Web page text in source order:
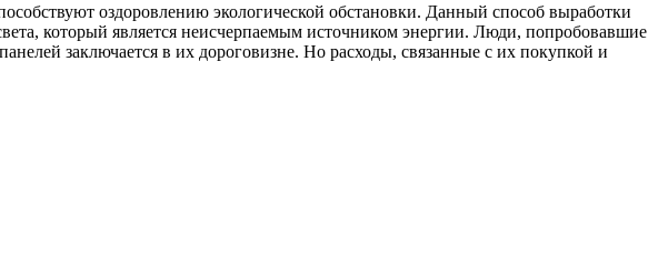
оздоровлению экологической обстановки. Данный способ выработки
который является неисчерпаемым источником энергии. Люди, попробовавшие
заключается в их дороговизне. Но расходы, связанные с их покупкой и